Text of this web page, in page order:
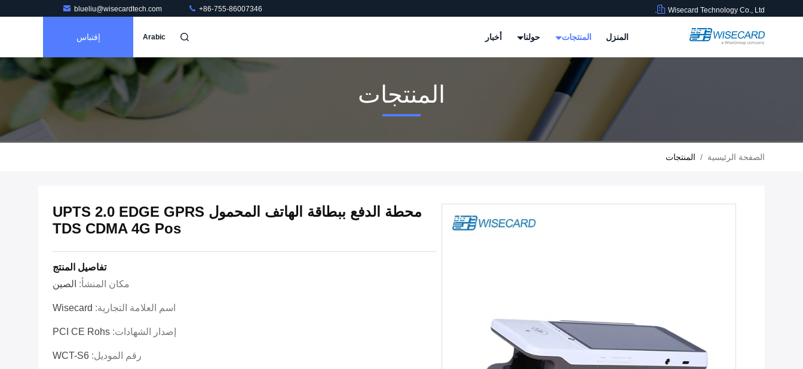
Wisecard Technology Co., Ltd.
blueliu@wisecardtech.com +86-755-86007346
المنزل المنتجات حولنا أخبار Arabic إقتباس
المنتجات
الصفحة الرئيسية / المنتجات
محطة الدفع ببطاقة الهاتف المحمول UPTS 2.0 EDGE GPRS
TDS CDMA 4G Pos
تفاصيل المنتج
مكان المنشأ: الصين
اسم العلامة التجارية: Wisecard
إصدار الشهادات: PCI CE Rohs
رقم الموديل: WCT-S6